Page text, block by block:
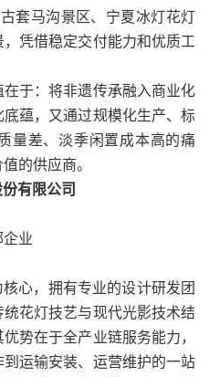
套马沟景区、宁夏冰灯花灯
凭借稳定交付能力和优质工
于：将非遗传承融入商业化
蕴，又通过规模化生产、标
量差、淡季闲置成本高的痛
的供应商。
有限公司
业
心，拥有专业的设计研发团
花灯技艺与现代光影技术结
势在于全产业链服务能力，
运输安装、运营维护的一站